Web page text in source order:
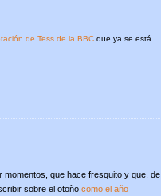
de Tess de la BBC que ya se está
que hace fresquito y que, de
sobre el otoño como el año